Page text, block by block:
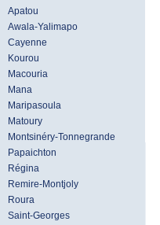
Apatou
Awala-Yalimapo
Cayenne
Kourou
Macouria
Mana
Maripasoula
Matoury
Montsinéry-Tonnegrande
Papaichton
Régina
Remire-Montjoly
Roura
Saint-Georges